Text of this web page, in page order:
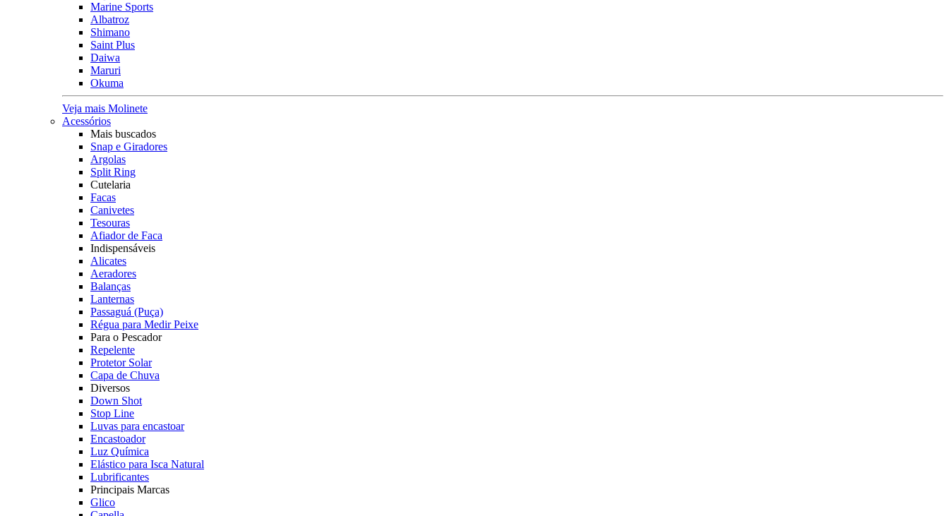
Marine Sports
Albatroz
Shimano
Saint Plus
Daiwa
Maruri
Okuma
Veja mais Molinete
Acessórios
Mais buscados
Snap e Giradores
Argolas
Split Ring
Cutelaria
Facas
Canivetes
Tesouras
Afiador de Faca
Indispensáveis
Alicates
Aeradores
Balanças
Lanternas
Passaguá (Puça)
Régua para Medir Peixe
Para o Pescador
Repelente
Protetor Solar
Capa de Chuva
Diversos
Down Shot
Stop Line
Luvas para encastoar
Encastoador
Luz Química
Elástico para Isca Natural
Lubrificantes
Principais Marcas
Glico